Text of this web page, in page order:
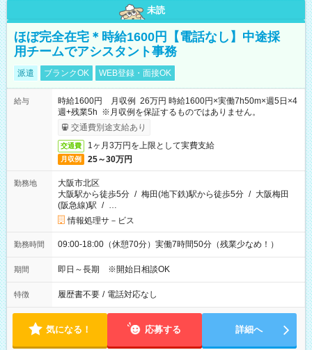
未読
ほぼ完全在宅＊時給1600円【電話なし】中途採
用チームでアシスタント事務
派遣 ブランクOK WEB登録・面接OK
給与
時給1600円 月収例 26万円 時給1600円×実働7h50m×週5日×4
週+残業5h ※月収例を保証するものではありません。
交通費別途支給あり
交通費 1ヶ月3万円を上限として実費支給
月収例 25～30万円
勤務地
大阪市北区
大阪駅から徒歩5分 / 梅田(地下鉄)駅から徒歩5分 / 大阪梅田
(阪急線)駅 / …
情報処理サ－ビス
勤務時間 09:00-18:00（休憩70分）実働7時間50分（残業少なめ！）
期間 即日～長期 ※開始日相談OK
特徴 履歴書不要 / 電話対応なし
気になる！ 応募する 詳細へ